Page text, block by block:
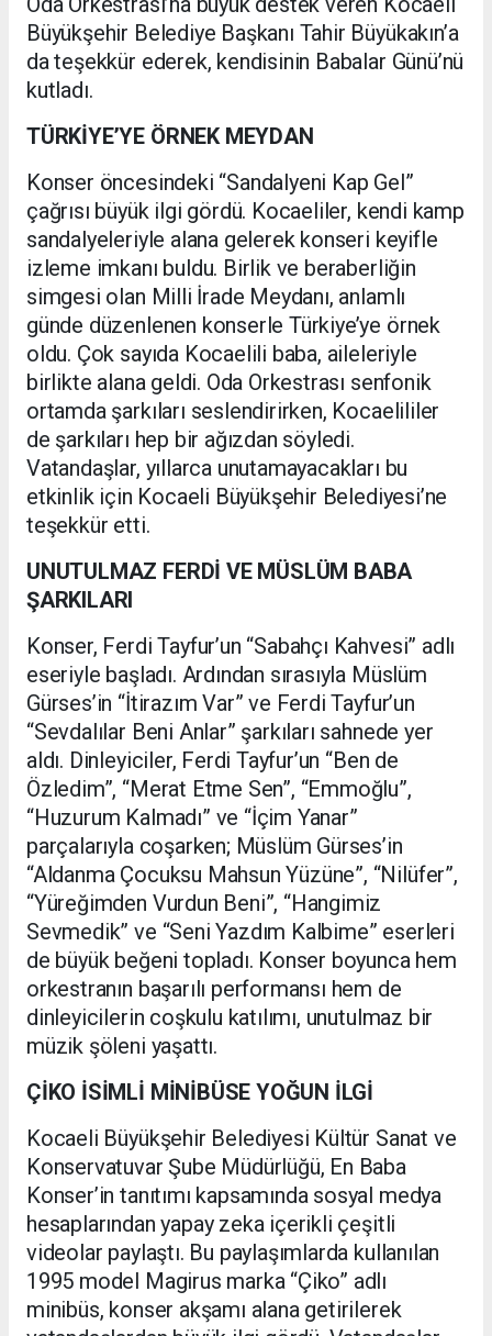
Büyükşehir Belediye Başkanı Tahir Büyükakın’a
da teşekkür ederek, kendisinin Babalar Günü’nü
kutladı.
TÜRKİYE’YE ÖRNEK MEYDAN
Konser öncesindeki “Sandalyeni Kap Gel”
çağrısı büyük ilgi gördü. Kocaeliler, kendi kamp
sandalyeleriyle alana gelerek konseri keyifle
izleme imkanı buldu. Birlik ve beraberliğin
simgesi olan Milli İrade Meydanı, anlamlı
günde düzenlenen konserle Türkiye’ye örnek
oldu. Çok sayıda Kocaelili baba, aileleriyle
birlikte alana geldi. Oda Orkestrası senfonik
ortamda şarkıları seslendirirken, Kocaelililer
de şarkıları hep bir ağızdan söyledi.
Vatandaşlar, yıllarca unutamayacakları bu
etkinlik için Kocaeli Büyükşehir Belediyesi’ne
teşekkür etti.
UNUTULMAZ FERDİ VE MÜSLÜM BABA
ŞARKILARI
Konser, Ferdi Tayfur’un “Sabahçı Kahvesi” adlı
eseriyle başladı. Ardından sırasıyla Müslüm
Gürses’in “İtirazım Var” ve Ferdi Tayfur’un
“Sevdalılar Beni Anlar” şarkıları sahnede yer
aldı. Dinleyiciler, Ferdi Tayfur’un “Ben de
Özledim”, “Merat Etme Sen”, “Emmoğlu”,
“Huzurum Kalmadı” ve “İçim Yanar”
parçalarıyla coşarken; Müslüm Gürses’in
“Aldanma Çocuksu Mahsun Yüzüne”, “Nilüfer”,
“Yüreğimden Vurdun Beni”, “Hangimiz
Sevmedik” ve “Seni Yazdım Kalbime” eserleri
de büyük beğeni topladı. Konser boyunca hem
orkestranın başarılı performansı hem de
dinleyicilerin coşkulu katılımı, unutulmaz bir
müzik şöleni yaşattı.
ÇİKO İSİMLİ MİNİBÜSE YOĞUN İLGİ
Kocaeli Büyükşehir Belediyesi Kültür Sanat ve
Konservatuvar Şube Müdürlüğü, En Baba
Konser’in tanıtımı kapsamında sosyal medya
hesaplarından yapay zeka içerikli çeşitli
videolar paylaştı. Bu paylaşımlarda kullanılan
1995 model Magirus marka “Çiko” adlı
minibüs, konser akşamı alana getirilerek